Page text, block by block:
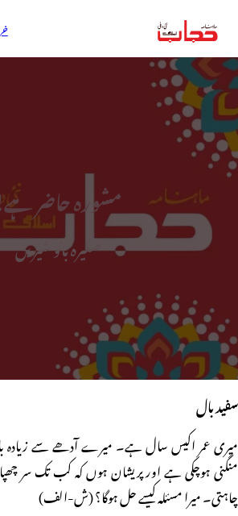
مشورہ حاضر
صغیرہ بانو شیریں
سفید بال
میری عمر اکیس سال ہے۔ میرے آدھے سے زیادہ
منگنی ہوچکی ہے اور پریشان ہوں کہ کب تک سر
چاہتی۔ میرا مسئلہ کیسے حل ہوگا؟ (ش-الف)